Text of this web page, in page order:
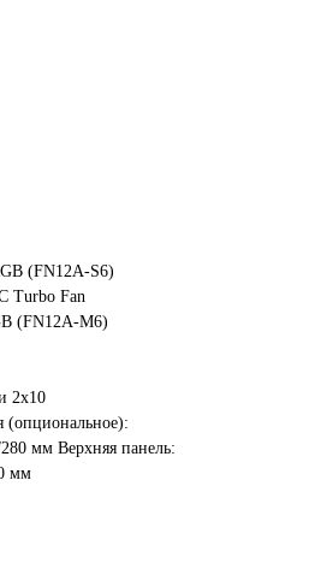
(FN12A-S6)
Turbo Fan
(FN12A-M6)
2x10
(опциональное):
мм Верхняя панель:
мм